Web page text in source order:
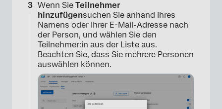
Wenn Sie Teilnehmer
hinzufügensuchen Sie anhand ihres
Namens oder ihrer E-Mail-Adresse nach
der Person, und wählen Sie den
Teilnehmer:in aus der Liste aus.
Beachten Sie, dass Sie mehrere Personen
auswählen können.